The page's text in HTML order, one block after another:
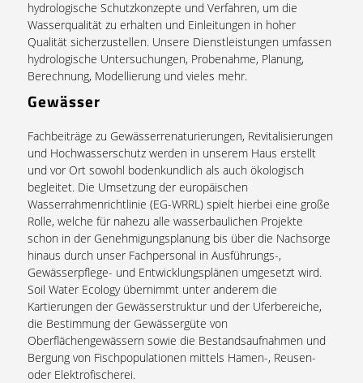
hydrologische Schutzkonzepte und Verfahren, um die
Wasserqualität zu erhalten und Einleitungen in hoher
Qualität sicherzustellen. Unsere Dienstleistungen umfassen
hydrologische Untersuchungen, Probenahme, Planung,
Berechnung, Modellierung und vieles mehr.
Gewässer
Fachbeiträge zu Gewässerrenaturierungen, Revitalisierungen
und Hochwasserschutz werden in unserem Haus erstellt
und vor Ort sowohl bodenkundlich als auch ökologisch
begleitet. Die Umsetzung der europäischen
Wasserrahmenrichtlinie (EG-WRRL) spielt hierbei eine große
Rolle, welche für nahezu alle wasserbaulichen Projekte
schon in der Genehmigungsplanung bis über die Nachsorge
hinaus durch unser Fachpersonal in Ausführungs-,
Gewässerpflege- und Entwicklungsplänen umgesetzt wird.
Soil Water Ecology übernimmt unter anderem die
Kartierungen der Gewässerstruktur und der Uferbereiche,
die Bestimmung der Gewässergüte von
Oberflächengewässern sowie die Bestandsaufnahmen und
Bergung von Fischpopulationen mittels Hamen-, Reusen-
oder Elektrofischerei.